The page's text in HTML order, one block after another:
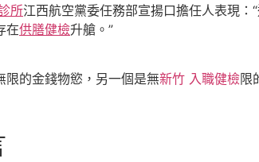
所江西航空黨委任務部宣揚口擔任人表現
在供膳健檢升艙。”
限的金錢物慾，另一個是無新竹 入職健檢限